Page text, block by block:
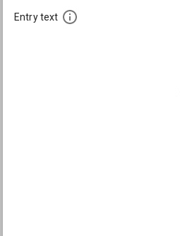
Entry text